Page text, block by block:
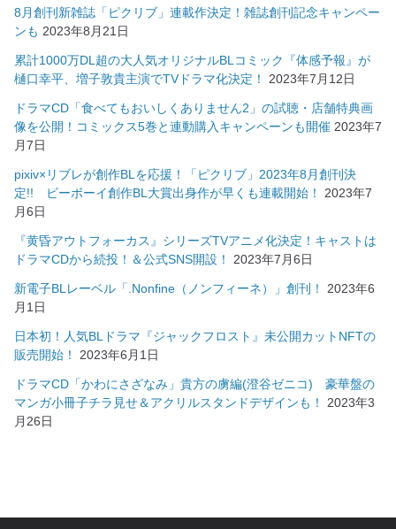
8月創刊新雑誌「ピクリブ」連載作決定！雑誌創刊記念キャンペー
ンも 2023年8月21日
累計1000万DL超の大人気オリジナルBLコミック『体感予報』が
樋口幸平、増子敦貴主演でTVドラマ化決定！
2023年7月12日
ドラマCD「食べてもおいしくありません2」の試聴・店舗特典画
像を公開！コミックス5巻と連動購入キャンペーンも開催 2023年7
月7日
pixiv×リブレが創作BLを応援！「ピクリブ」2023年8月創刊決
定!! ビーボーイ創作BL大賞出身作が早くも連載開始！
2023年7
月6日
『黄昏アウトフォーカス』シリーズTVアニメ化決定！キャストは
ドラマCDから続投！＆公式SNS開設！
2023年7月6日
新電子BLレーベル「.Nonfine（ノンフィーネ）」創刊！
2023年6
月1日
日本初！人気BLドラマ『ジャックフロスト』未公開カットNFTの
販売開始！
2023年6月1日
ドラマCD「かわにさざなみ」貴方の虜編(澄谷ゼニコ) 豪華盤の
マンガ小冊子チラ見せ＆アクリルスタンドデザインも！
2023年3
月26日